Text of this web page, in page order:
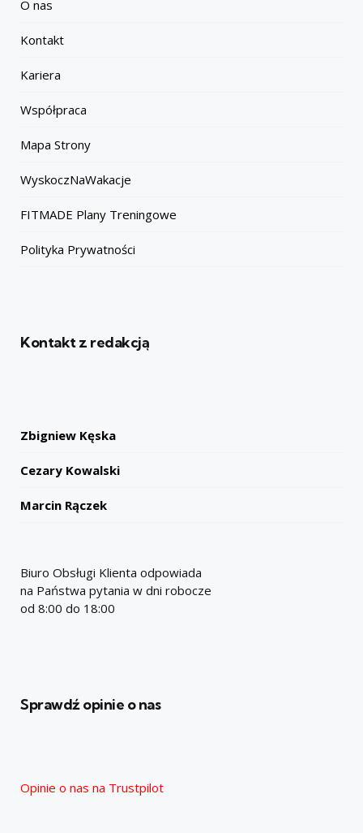
O nas
Kontakt
Kariera
Współpraca
Mapa Strony
WyskoczNaWakacje
FITMADE Plany Treningowe
Polityka Prywatności
Kontakt z redakcją
Zbigniew Kęska
Cezary Kowalski
Marcin Rączek
Biuro Obsługi Klienta odpowiada
na Państwa pytania w dni robocze
od 8:00 do 18:00
Sprawdź opinie o nas
Opinie o nas na Trustpilot